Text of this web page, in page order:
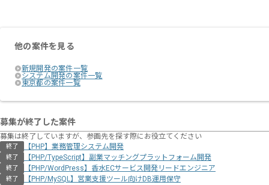
他の案件を見る
新規開発の案件一覧
システム開発の案件一覧
東京都の案件一覧
募集が終了した案件
募集は終了していますが、参画先を探す際にお役立てください
終了 【PHP】業務管理システム開発
終了 【PHP/TypeScript】副業マッチングプラットフォーム開発
終了 【PHP/WordPress】香水ECサービス開発リードエンジニア
終了 【PHP/MySQL】営業支援ツール向けDB運用保守